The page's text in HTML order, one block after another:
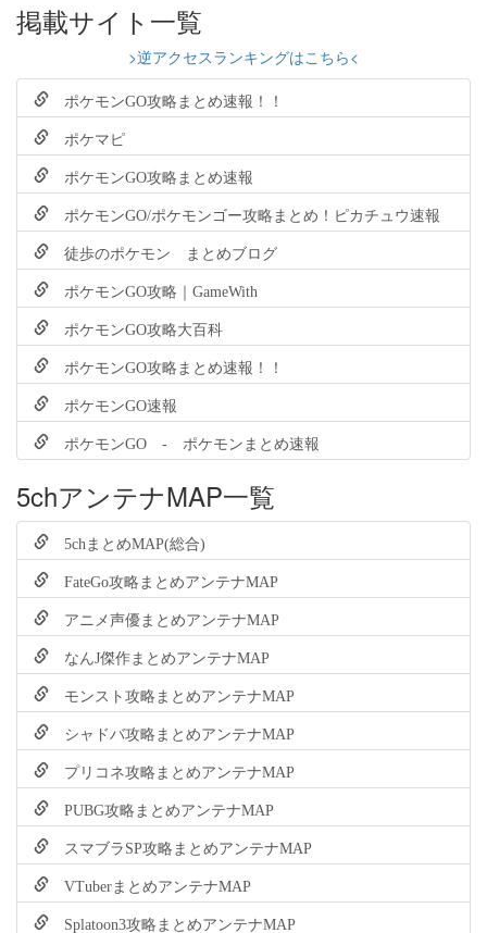
掲載サイト一覧
>逆アクセスランキングはこちら<
ポケモンGO攻略まとめ速報！！
ポケマピ
ポケモンGO攻略まとめ速報
ポケモンGO/ポケモンゴー攻略まとめ！ピカチュウ速報
徒歩のポケモン まとめブログ
ポケモンGO攻略｜GameWith
ポケモンGO攻略大百科
ポケモンGO攻略まとめ速報！！
ポケモンGO速報
ポケモンGO - ポケモンまとめ速報
5chアンテナMAP一覧
5chまとめMAP(総合)
FateGo攻略まとめアンテナMAP
アニメ声優まとめアンテナMAP
なんJ傑作まとめアンテナMAP
モンスト攻略まとめアンテナMAP
シャドバ攻略まとめアンテナMAP
プリコネ攻略まとめアンテナMAP
PUBG攻略まとめアンテナMAP
スマブラSP攻略まとめアンテナMAP
VTuberまとめアンテナMAP
Splatoon3攻略まとめアンテナMAP